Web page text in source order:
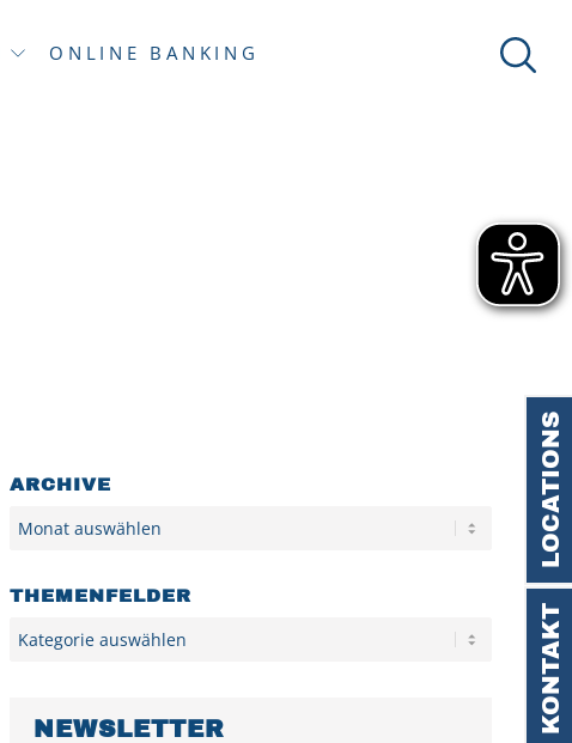
ONLINE BANKING
LOCATIONS
KONTAKT
ARCHIVE
THEMENFELDER
NEWSLETTER